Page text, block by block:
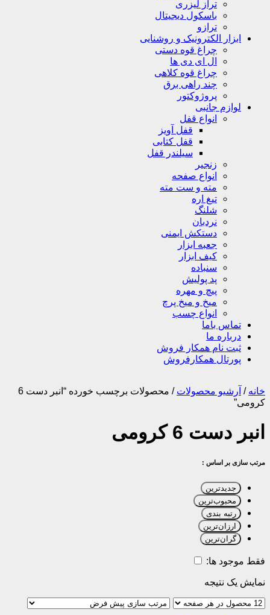
تراز لیزری
باسکول دیجیتال
ترازو
ابزار الکترونیک و روشنایی
چراغ قوه دستی
ال ای دی ها
چراغ قوه کلاهی
چند راهی برق
پروژوکتور
لوازم جانبی
انواع قفل
قفل آویز
قفل کتابی
سیلندر قفل
زنجیر
انواع صفحه
مته و ست مته
تیغ اره
شلنگ
نردبان
دستکش ایمنی
جعبه ابزار
کیف ابزار
سنباده
پد پولیش
پیچ و مهره
میخ و میخ پرچ
انواع چسب
تماس باما
درباره ما
ثبت نام همکار فروش
پورتال همکارفروش
خانه / آرشیو محصولات /
محصولات برچسب خورده “انبر دست 6
کرومی”
انبر دست 6 کرومی
مرتب سازی بر اساس :
جدیدترین
محبوب‌ترین
رتبه بندی
ارزان‌ترین
گران‌ترین
فقط موجود ها:
نمایش یک نتیجه